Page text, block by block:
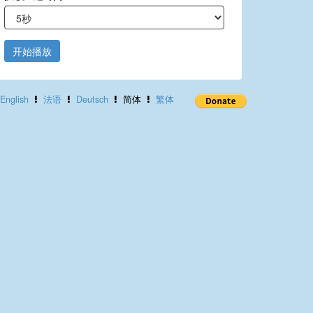
开始播放
English 法语 Deutsch 简体 繁体